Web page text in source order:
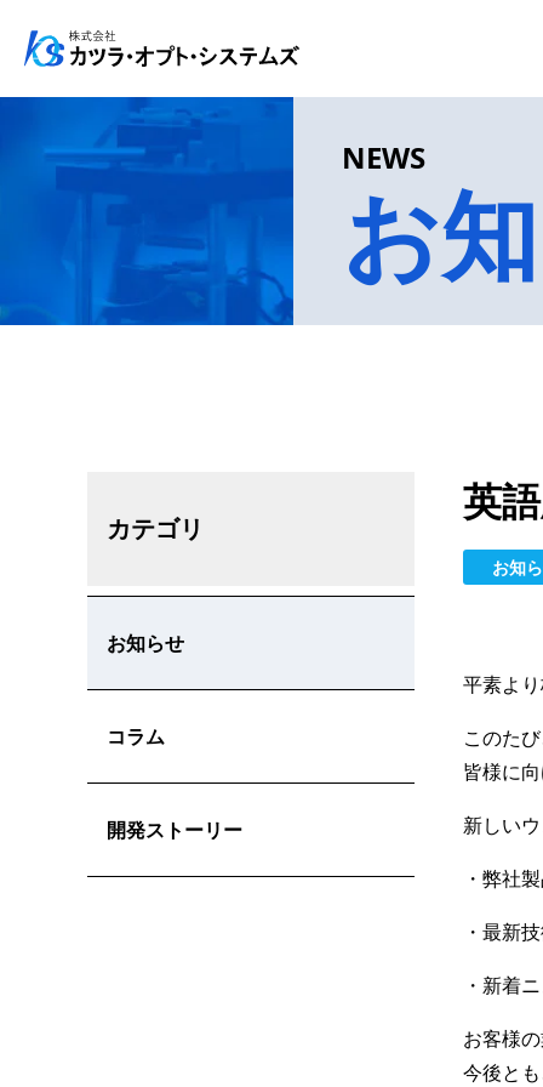
コンテンツへスキップ
メインナビゲーション
NEWS
お
カテゴリ
お知らせ
コラム
開発ストーリー
英
お知
平素よ
このた
皆様に
新しい
・弊社
・最新
・新着
お客様
今後と